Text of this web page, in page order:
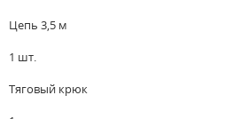
Цепь 3,5 м
1 шт.
Тяговый крюк